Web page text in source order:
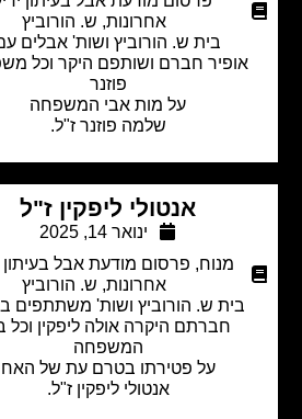
אחרונות,ש. הורוביץ
בית ש. הורוביץ ושות' אבלים עם
חברם ושותפם היקר וכל משפחת
על מות אבי המשפחה
שלמה פוזנר ז"ל.
אנטולי ליפקין ז"ל
ינואר 14, 2025
מנוח,
פרסום מודעת אבל בעיתון ידיעות
אחרונות,ש. הורוביץ
בית ש. הורוביץ ושות' משתתפים בצער
חברתם היקרה אולה ליפקין וכל בני
המשפחה
על פטירתו בטרם עת של האח
אנטולי ליפקין ז"ל.